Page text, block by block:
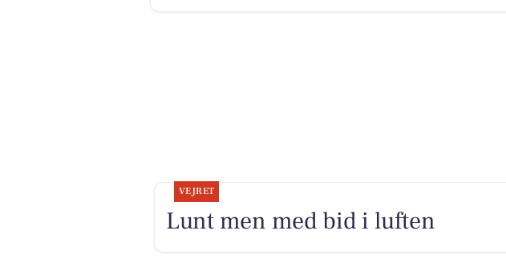
VEJRET
Lunt men med bid i luften